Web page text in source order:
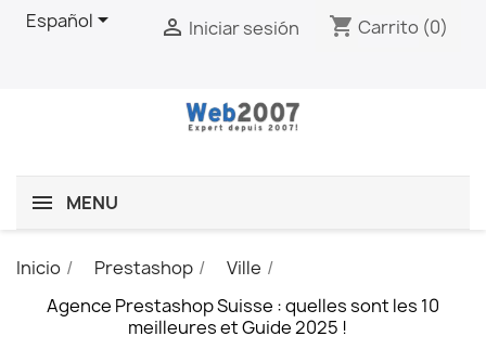
Español  Iniciar sesión shopping_cart Carrito (0)
MENU
Inicio Prestashop
Ville
Agence Prestashop Suisse : quelles sont les 10
meilleures et Guide 2025 !